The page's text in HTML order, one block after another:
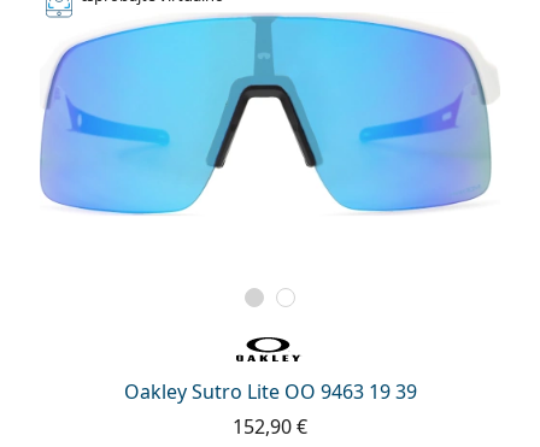
Oakley Sutro Lite OO 9463 19 39
152,90 €